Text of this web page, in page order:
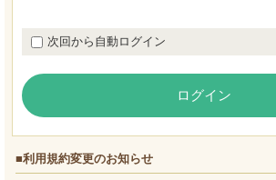
次回から自動ログイン
ログイン
■利用規約変更のお知らせ